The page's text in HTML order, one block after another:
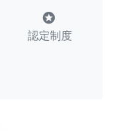
stars
認定制度